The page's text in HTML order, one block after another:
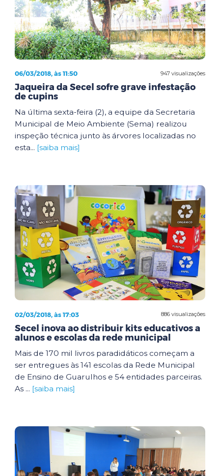
947 visualizações
06/03/2018, às 11:50
Jaqueira da Secel sofre grave infestação
de cupins
Na última sexta-feira (2), a equipe da Secretaria
Municipal de Meio Ambiente (Sema) realizou
inspeção técnica junto às árvores localizadas no
esta... [saiba mais]
886 visualizações
02/03/2018, às 17:03
Secel inova ao distribuir kits educativos a
alunos e escolas da rede municipal
Mais de 170 mil livros paradidáticos começam a
ser entregues às 141 escolas da Rede Municipal
de Ensino de Guarulhos e 54 entidades parceiras.
As ... [saiba mais]